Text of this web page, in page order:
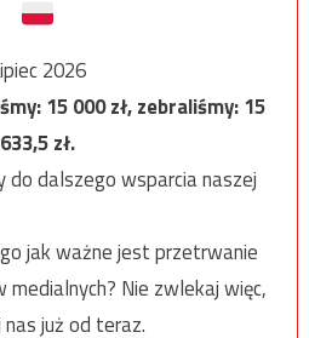
2026
15 000zł, zebraliśmy:15
633,5zł.
do dalszego wsparcia naszej
jak ważne jest przetrwanie
medialnych? Nie zwlekaj więc,
już od teraz.